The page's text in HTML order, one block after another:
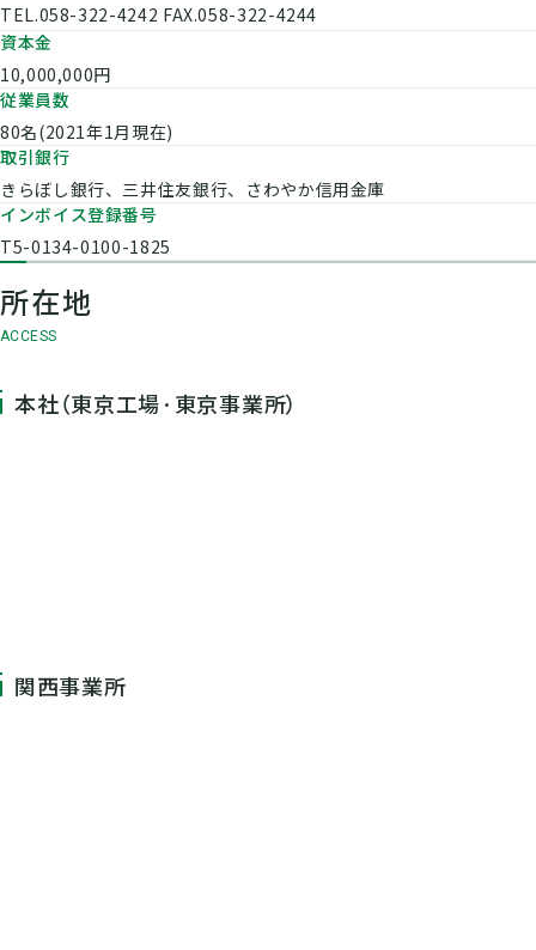
TEL.058-322-4242 FAX.058-322-4244
資本金
10,000,000円
従業員数
80名(2021年1月現在)
取引銀行
きらぼし銀行、三井住友銀行、さわやか信用金庫
インボイス登録番号
T5-0134-0100-1825
所在地
ACCESS
本社（東京工場·東京事業所）
関西事業所